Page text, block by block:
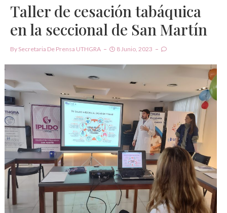
Taller de cesación tabáquica
en la seccional de San Martín
By Secretaria De Prensa UTHGRA 8 Junio, 2023